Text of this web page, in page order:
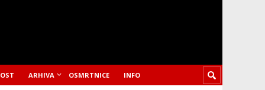
ARHIVA OSMRTNICE INFO